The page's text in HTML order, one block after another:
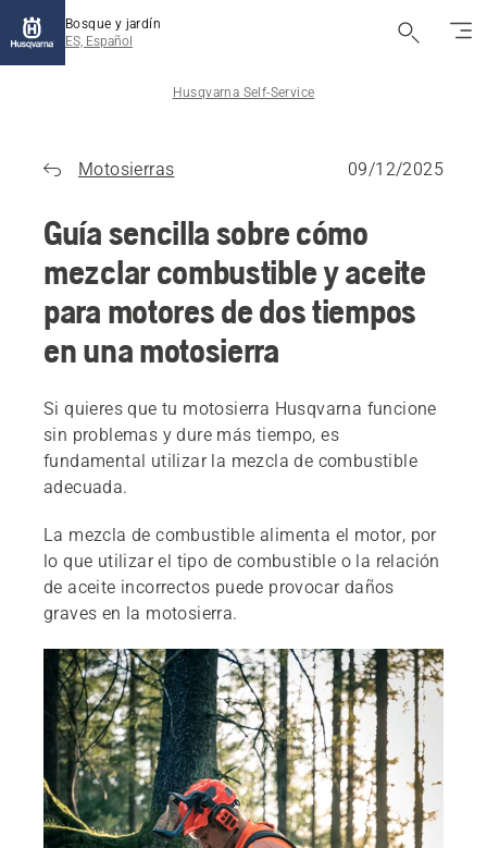
Bosque y jardín
ES, Español
Husqvarna Self-Service
Motosierras 09/12/2025
Guía sencilla sobre cómo
mezclar combustible y aceite
para motores de dos tiempos
en una motosierra
Si quieres que tu motosierra Husqvarna funcione
sin problemas y dure más tiempo, es
fundamental utilizar la mezcla de combustible
adecuada.
La mezcla de combustible alimenta el motor, por
lo que utilizar el tipo de combustible o la relación
de aceite incorrectos puede provocar daños
graves en la motosierra.